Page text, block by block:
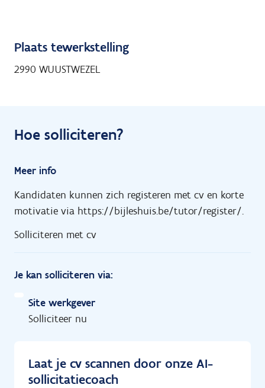
Plaats tewerkstelling
2990 WUUSTWEZEL
Hoe solliciteren?
Meer info
Kandidaten kunnen zich registeren met cv en korte
motivatie via https://bijleshuis.be/tutor/register/.
Solliciteren met cv
Je kan solliciteren via:
Site werkgever
Solliciteer nu
Laat je cv scannen door onze AI-
sollicitatiecoach